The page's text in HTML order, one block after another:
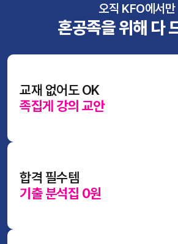
오직 KFO에서만
혼공족을 위해 다
교재 없어도 OK
족집게 강의 교안
합격 필수템
기출 분석집 0원